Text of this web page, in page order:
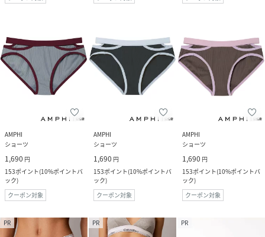
AMPHI
ショーツ
1,690 円
153ポイント(10%ポイントバ
ック)
クーポン対象
AMPHI
ショーツ
1,690 円
153ポイント(10%ポイントバ
ック)
クーポン対象
AMPHI
ショーツ
1,690 円
153ポイント(10%ポイントバ
ック)
クーポン対象
PR PR PR